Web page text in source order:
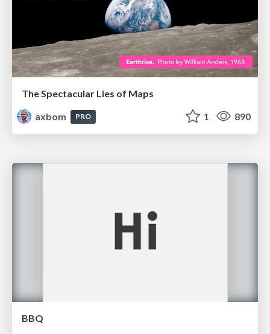
The Spectacular Lies of Maps
axbom
PRO 1 890
BBQ